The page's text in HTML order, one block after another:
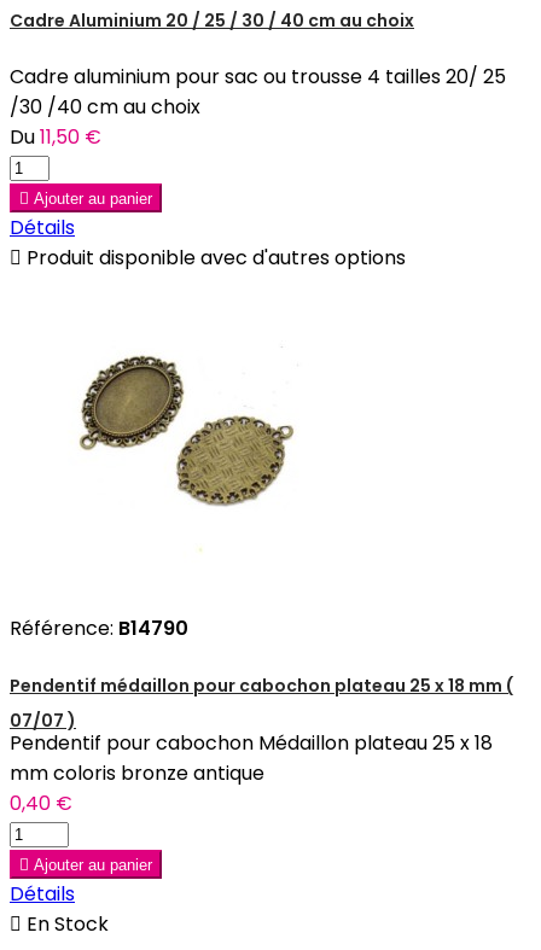
Cadre Aluminium 20 / 25 / 30 / 40 cm au choix
Cadre aluminium pour sac ou trousse 4 tailles 20/ 25
/30 /40 cm au choix
Du11,50 €
 Ajouter au panier
Détails
 Produit disponible avec d'autres options
Référence: B14790
Pendentif médaillon pour cabochon plateau 25 x 18 mm (
07/07 )
Pendentif pour cabochon Médaillon plateau 25 x 18
mm coloris bronze antique
0,40 €
 Ajouter au panier
Détails
 En Stock